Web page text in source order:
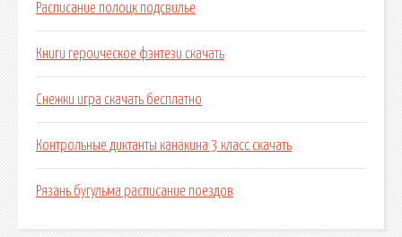
Расписание полоцк подсвилье
Книги героическое фэнтези скачать
Снежки игра скачать бесплатно
Контрольные диктанты канакина 3 класс скачать
Рязань бугульма расписание поездов